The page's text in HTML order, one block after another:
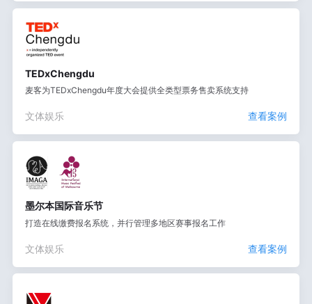
TEDxChengdu
麦客为TEDxChengdu年度大会提供全类型票务售卖系统支持
文体娱乐 查看案例
墨尔本国际音乐节
打造在线缴费报名系统，并行管理多地区赛事报名工作
文体娱乐 查看案例